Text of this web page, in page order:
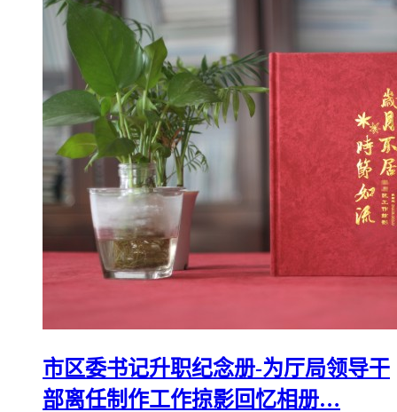
市区委书记升职纪念册-为厅局领导干
部离任制作工作掠影回忆相册…